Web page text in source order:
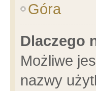
Góra
Dlaczego
Możliwe
nazwy